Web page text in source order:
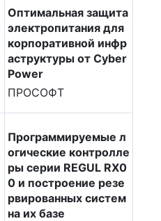
Оптимальная защита
электропитания для
корпоративной инфр
аструктуры от Cyber
Power
ПРОСОФТ
Программируемые л
огические контролле
ры серии REGUL RX0
0 и построение резе
рвированных систем
на их базе